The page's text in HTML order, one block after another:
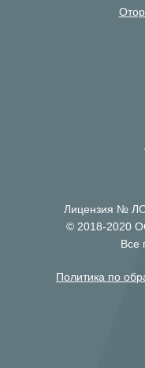
Лицензия №
© 2018-2020
Все
Политика по